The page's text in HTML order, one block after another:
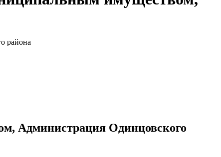
района
Администрация Одинцовского